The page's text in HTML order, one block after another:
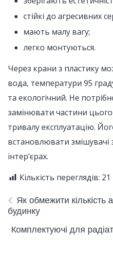
стійкі до агресивних
мають малу вагу;
легко монтуються.
Через крани з пластику
вода, температури 95
та екологічний. Не
замінювати частини
тривалу експлуатацію.
встановлювати змішувачі
інтер’єрах.
Кількість переглядів: 21
Як обмежити кількість
будинку
Комплектуючі для